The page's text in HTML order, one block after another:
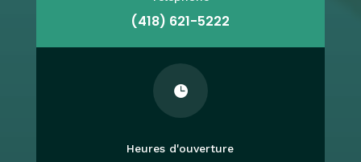
(418) 621-5222

Heures d'ouverture